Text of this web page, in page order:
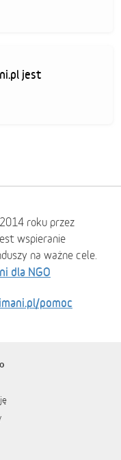
jest
roku przez
wspieranie
na ważne cele.
dla NGO
pomoc